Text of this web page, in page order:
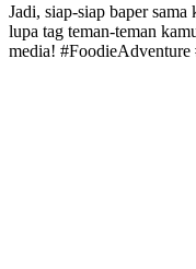
Jadi, siap-siap baper sama
lupa tag teman-teman
media! #FoodieAdventure